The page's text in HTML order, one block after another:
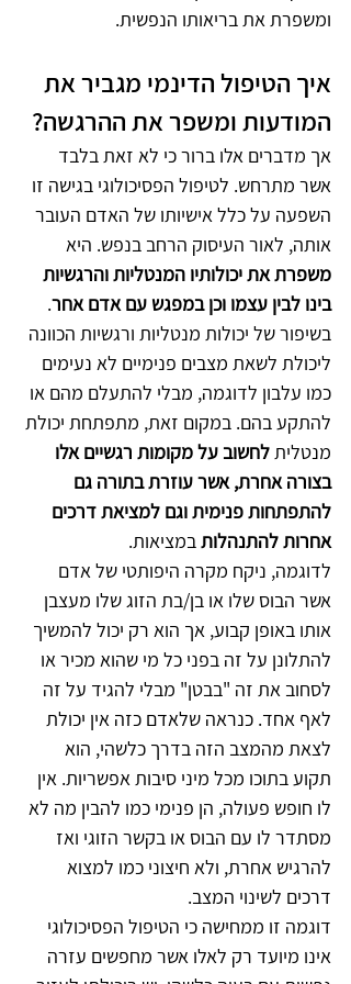
ומשפרת את בריאותו הנפשית.
איך הטיפול הדינמי מגביר את
המודעות ומשפר את ההרגשה?
אך מדברים אלו ברור כי לא זאת בלבד
אשר מתרחש. לטיפול הפסיכולוגי בגישה זו
השפעה על כלל אישיותו של האדם העובר
אותה, לאור העיסוק הרחב בנפש. היא
משפרת את יכולותיו המנטליות והרגשיות
בינו לבין עצמו וכן במפגש עם אדם אחר.
בשיפור של יכולות מנטליות ורגשיות הכוונה
ליכולת לשאת מצבים פנימיים לא נעימים
כמו עלבון לדוגמה, מבלי להתעלם מהם או
להתקע בהם. במקום זאת, מתפתחת יכולת
מנטלית לחשוב על מקומות רגשיים אלו
בצורה אחרת, אשר עוזרת בתורה גם
להתפתחות פנימית וגם למציאת דרכים
אחרות להתנהלות במציאות.
לדוגמה, ניקח מקרה היפותטי של אדם
אשר הבוס שלו או בן/בת הזוג שלו מעצבן
אותו באופן קבוע, אך הוא רק יכול להמשיך
להתלונן על זה בפני כל מי שהוא מכיר או
לסחוב את זה "בבטן" מבלי להגיד על זה
לאף אחד. כנראה שלאדם כזה אין יכולת
לצאת מהמצב הזה בדרך כלשהי, הוא
תקוע בתוכו מכל מיני סיבות אפשריות. אין
לו חופש פעולה, הן פנימי כמו להבין מה לא
מסתדר לו עם הבוס או בקשר הזוגי ואז
להרגיש אחרת, ולא חיצוני כמו למצוא
דרכים לשינוי המצב.
דוגמה זו ממחישה כי הטיפול הפסיכולוגי
אינו מיועד רק לאלו אשר מחפשים עזרה